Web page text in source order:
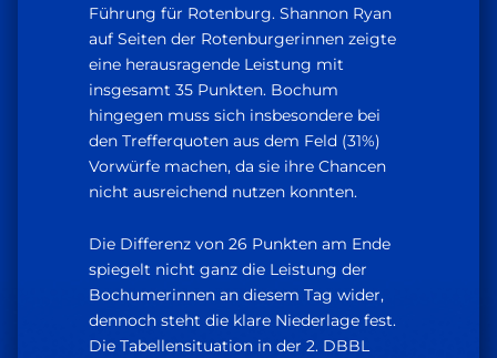
Führung für Rotenburg. Shannon Ryan
auf Seiten der Rotenburgerinnen zeigte
eine herausragende Leistung mit
insgesamt 35 Punkten. Bochum
hingegen muss sich insbesondere bei
den Trefferquoten aus dem Feld (31%)
Vorwürfe machen, da sie ihre Chancen
nicht ausreichend nutzen konnten.
Die Differenz von 26 Punkten am Ende
spiegelt nicht ganz die Leistung der
Bochumerinnen an diesem Tag wider,
dennoch steht die klare Niederlage fest.
Die Tabellensituation in der 2. DBBL